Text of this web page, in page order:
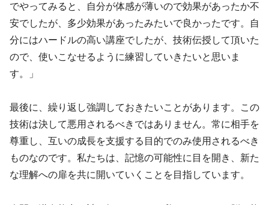
でやってみると、自分が体感が薄いので効果があったか不
安でしたが、多少効果があったみたいで良かったです。自
分にはハードルの高い講座でしたが、技術伝授して頂いた
ので、使いこなせるように練習していきたいと思いま
す。」
最後に、繰り返し強調しておきたいことがあります。この
技術は決して悪用されるべきではありません。常に相手を
尊重し、互いの成長を支援する目的でのみ使用されるべき
ものなのです。私たちは、記憶の可能性に目を開き、新た
な理解への扉を共に開いていくことを目指しています。